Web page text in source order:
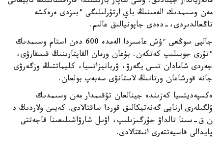
مەن وسىمدىك الەمىنىڭ باي ارتۇرلىلىگى ءبىزدى ەرەكشە
تاڭعالدىردى،-دەدى جاپونيالىق عالىم.
جالپى سوڭعى ءۇش عاسىردا الەمدە 600 دەن استام وسىمدىك
ءتۇرى جويىلىپ كەتكەن. بۇعان ورمان القاپتارىنىڭ قىسقارۋى،
جەردى شامادان تىس يگەرۋ، ۋربانيزاتسيا، كليماتتىڭ وزگەرۋى
جانە قورشاعان ورتانىڭ لاستانۋى سەبەپ بولعان.
ەكسپەديتسيا كەزىندە جينالعان تۇقىمدار مەن وسىمدىك
ۇلگىلەرى ارنايى گەنەتيكالىق قوردا ساقتالادى. كەيىن ولاردىڭ د
ن ق-سىنا تالداۋ جۇرگىزىلىپ، اۋىل شارۋاشىلىعىنا قاجەتتى
پايدالى قاسيەتتەرى انىقتالادى.